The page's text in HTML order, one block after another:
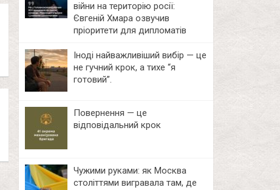
війни на територію росії:
Євгеній Хмара озвучив
пріоритети для дипломатів
Іноді найважливіший вибір — це
не гучний крок, а тихе “я
готовий”.
Повернення — це
відповідальний крок
Чужими руками: як Москва
століттями вигравала там, де